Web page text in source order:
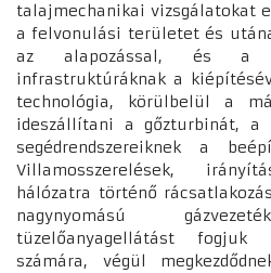
talajmechanikai vizsgálatokat
a felvonulási területet és
az alapozással, és a
infrastruktúráknak a
technológia, körülbelül a
ideszállítani a gőzturbinát, a
segédrendszereiknek a
Villamosszerelések,
hálózatra történő
nagynyomású
tüzelőanyagellátást
számára, végül